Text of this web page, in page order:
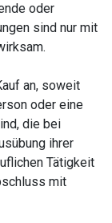
oder
sind nur mit
an, soweit
oder eine
die bei
ihrer
Tätigkeit
mit